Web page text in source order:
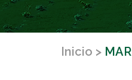
Inicio